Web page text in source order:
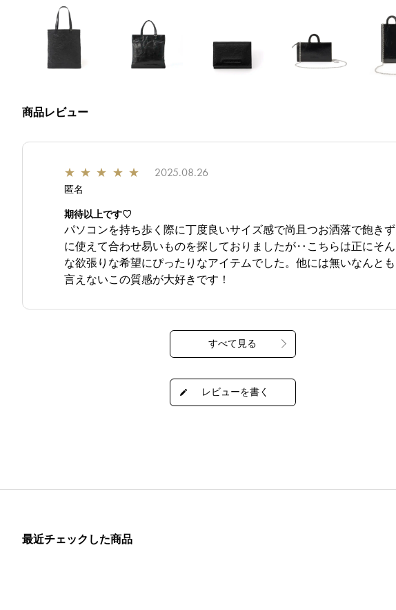
商品レビュー
★ ★ ★ ★ ★ 2025.08.26
匿名
期待以上です♡
パソコンを持ち歩く際に丁度良いサイズ感で尚且つお洒落で飽きず
に使えて合わせ易いものを探しておりましたが‥こちらは正にそん
な欲張りな希望にぴったりなアイテムでした。他には無いなんとも
言えないこの質感が大好きです！
最近チェックした商品